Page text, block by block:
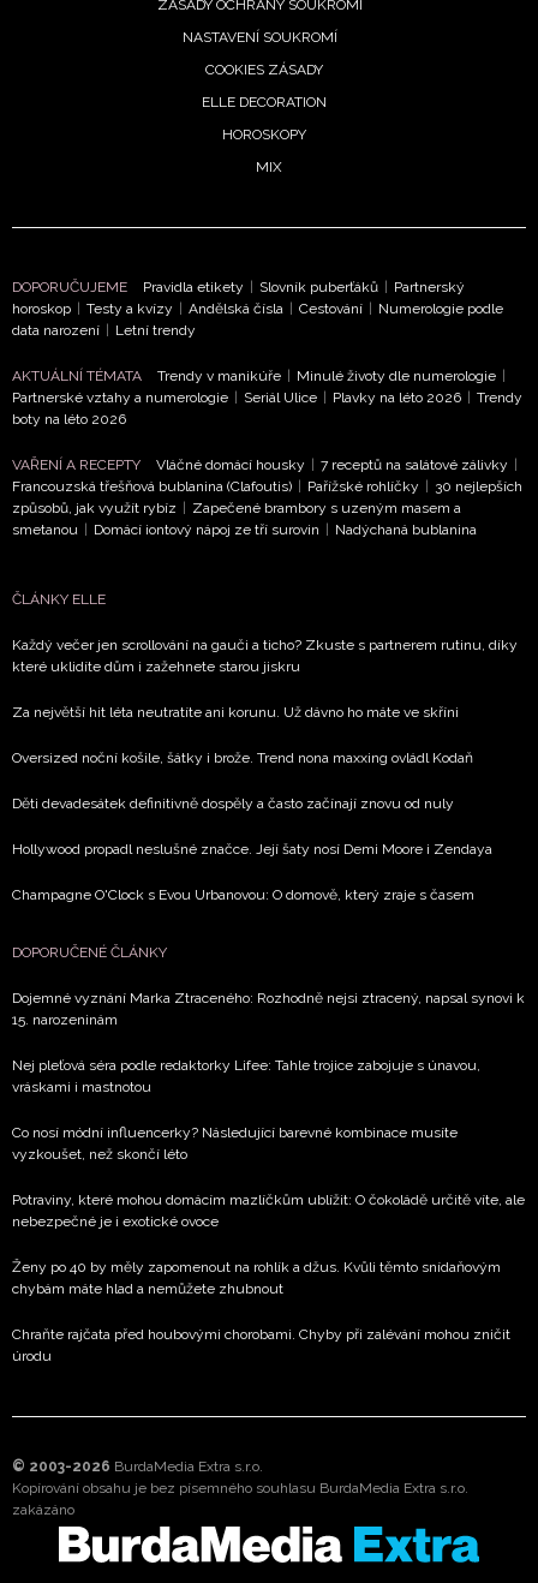
ODESLAT
Přihlášením k newsletteru souhlasíte sObchodními
podmínkami společnosti BurdaMedia Extra s.r.o.a
potvrzujete, že jste se seznámili se
ochrany soukromí - BurdaMedia Extra s.r.o. bude s
Vašimi údaji pracovat zejména k organizaci a
vyhodnocení akce a zasílání novinek.
Chcete navíc dostávat i další zajímavé a exkluzivní
informace od našich partnerů? Pokud souhlasíte se
zpracováním údajů k tomuto účelu podleZásad ochrany
ZÁSADY OCHRANY SOUKROMÍ
NASTAVENÍ SOUKROMÍ
COOKIES ZÁSADY
ELLE DECORATION
HOROSKOPY
MIX
DOPORUČUJEME Pravidla etikety | Slovník puberťáků | Partnerský
horoskop | Testy a kvízy | Andělská čísla | Cestování | Numerologie podle
data narození | Letní trendy
AKTUÁLNÍ TÉMATA Trendy v manikúře | Minulé životy dle numerologie |
Partnerské vztahy a numerologie | Seriál Ulice | Plavky na léto 2026 | Trendy
boty na léto 2026
VAŘENÍ A RECEPTY Vláčné domácí housky | 7 receptů na salátové zálivky |
Francouzská třešňová bublanina (Clafoutis) | Pařížské rohlíčky | 30 nejlepších
způsobů, jak využít rybíz | Zapečené brambory s uzeným masem a
smetanou | Domácí iontový nápoj ze tří surovin | Nadýchaná bublanina
ČLÁNKY ELLE
Každý večer jen scrollování na gauči a ticho? Zkuste s partnerem rutinu, díky
které uklidíte dům i zažehnete starou jiskru
Za největší hit léta neutratíte ani korunu. Už dávno ho máte ve skříni
Oversized noční košile, šátky i brože. Trend nona maxxing ovládl Kodaň
Děti devadesátek definitivně dospěly a často začínají znovu od nuly
Hollywood propadl neslušné značce. Její šaty nosí Demi Moore i Zendaya
Champagne O'Clock s Evou Urbanovou: O domově, který zraje s časem
DOPORUČENÉ ČLÁNKY
Dojemné vyznání Marka Ztraceného: Rozhodně nejsi ztracený, napsal synovi k
15. narozeninám
Nej pleťová séra podle redaktorky Lifee: Tahle trojice zabojuje s únavou,
vráskami i mastnotou
Co nosí módní influencerky? Následující barevné kombinace musíte
vyzkoušet, než skončí léto
Potraviny, které mohou domácím mazlíčkům ublížit: O čokoládě určitě víte, ale
nebezpečné je i exotické ovoce
Ženy po 40 by měly zapomenout na rohlík a džus. Kvůli těmto snídaňovým
chybám máte hlad a nemůžete zhubnout
Chraňte rajčata před houbovými chorobami. Chyby při zalévání mohou zničit
úrodu
© 2003-2026 BurdaMedia Extra s.r.o.
Kopírování obsahu je bez písemného souhlasu BurdaMedia Extra s.r.o.
zakázáno